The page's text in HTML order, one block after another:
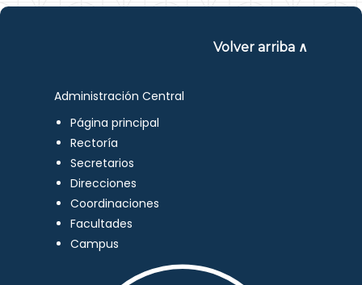
Volver arriba ∧
Administración Central
Página principal
Rectoría
Secretarios
Direcciones
Coordinaciones
Facultades
Campus